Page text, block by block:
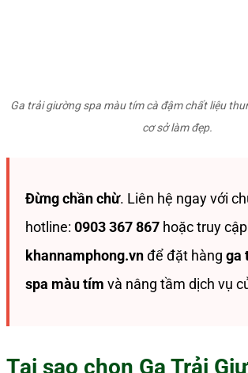
Ga trải giường spa màu tím cà đậm chất liệu
cơ sở làm đẹp.
Đừng chần chừ. Liên hệ ngay với
hotline: 0903 367 867 hoặc truy
khannamphong.vnđể đặt hàng ga
spa màu tím và nâng tầm dịch vụ
Tại sao chọn Ga Trải